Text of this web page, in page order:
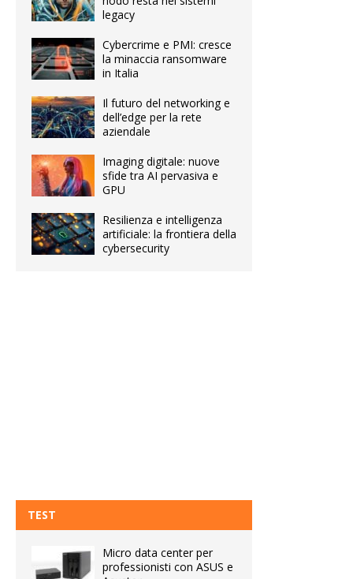
legacy
Cybercrime e PMI: cresce
la minaccia ransomware
in Italia
Il futuro del networking e
dell’edge per la rete
aziendale
Imaging digitale: nuove
sfide tra AI pervasiva e
GPU
Resilienza e intelligenza
artificiale: la frontiera della
cybersecurity
TEST
Micro data center per
professionisti con ASUS e